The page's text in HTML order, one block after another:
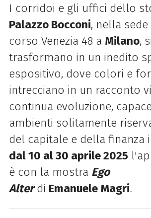
I corridoi e gli uffici dello
Palazzo Bocconi, nella
corso Venezia 48 a Milano, si
trasformano in un inedito
espositivo, dove colori e
intrecciano in un racconto
continua evoluzione,
ambienti solitamente
del capitale e della finanza
dal 10 al 30 aprile 2025
è con la mostra Ego
Alter di Emanuele Magri.